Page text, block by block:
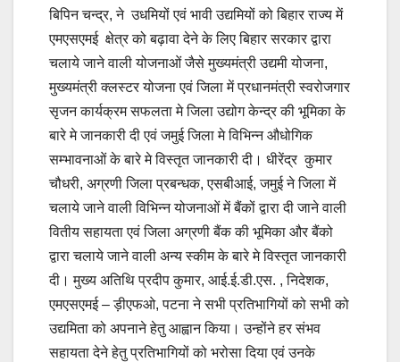
बिपिन चन्द्र, ने उधमियों एवं भावी उद्यमियों को बिहार राज्य में
एमएसएमई क्षेत्र को बढ़ावा देने के लिए बिहार सरकार द्वारा
चलाये जाने वाली योजनाओं जैसे मुख्यमंत्री उद्यमी योजना,
मुख्यमंत्री क्लस्टर योजना एवं जिला में प्रधानमंत्री स्वरोजगार
सृजन कार्यक्रम सफलता मे जिला उद्योग केन्द्र की भूमिका के
बारे मे जानकारी दी एवं जमुई जिला मे विभिन्न औधोगिक
सम्भावनाओं के बारे मे विस्तृत जानकारी दी। धीरेंद्र कुमार
चौधरी, अग्रणी जिला प्रबन्धक, एसबीआई, जमुई ने जिला में
चलाये जाने वाली विभिन्न योजनाओं में बैंकों द्वारा दी जाने वाली
वितीय सहायता एवं जिला अग्रणी बैंक की भूमिका और बैंको
द्वारा चलाये जाने वाली अन्य स्कीम के बारे मे विस्तृत जानकारी
दी। मुख्य अतिथि प्रदीप कुमार, आई.ई.डी.एस. , निदेशक,
एमएसएमई – ड़ीएफओ, पटना ने सभी प्रतिभागियों को सभी को
उद्यमिता को अपनाने हेतु आह्वान किया। उन्होंने हर संभव
सहायता देने हेतु प्रतिभागियों को भरोसा दिया एवं उनके